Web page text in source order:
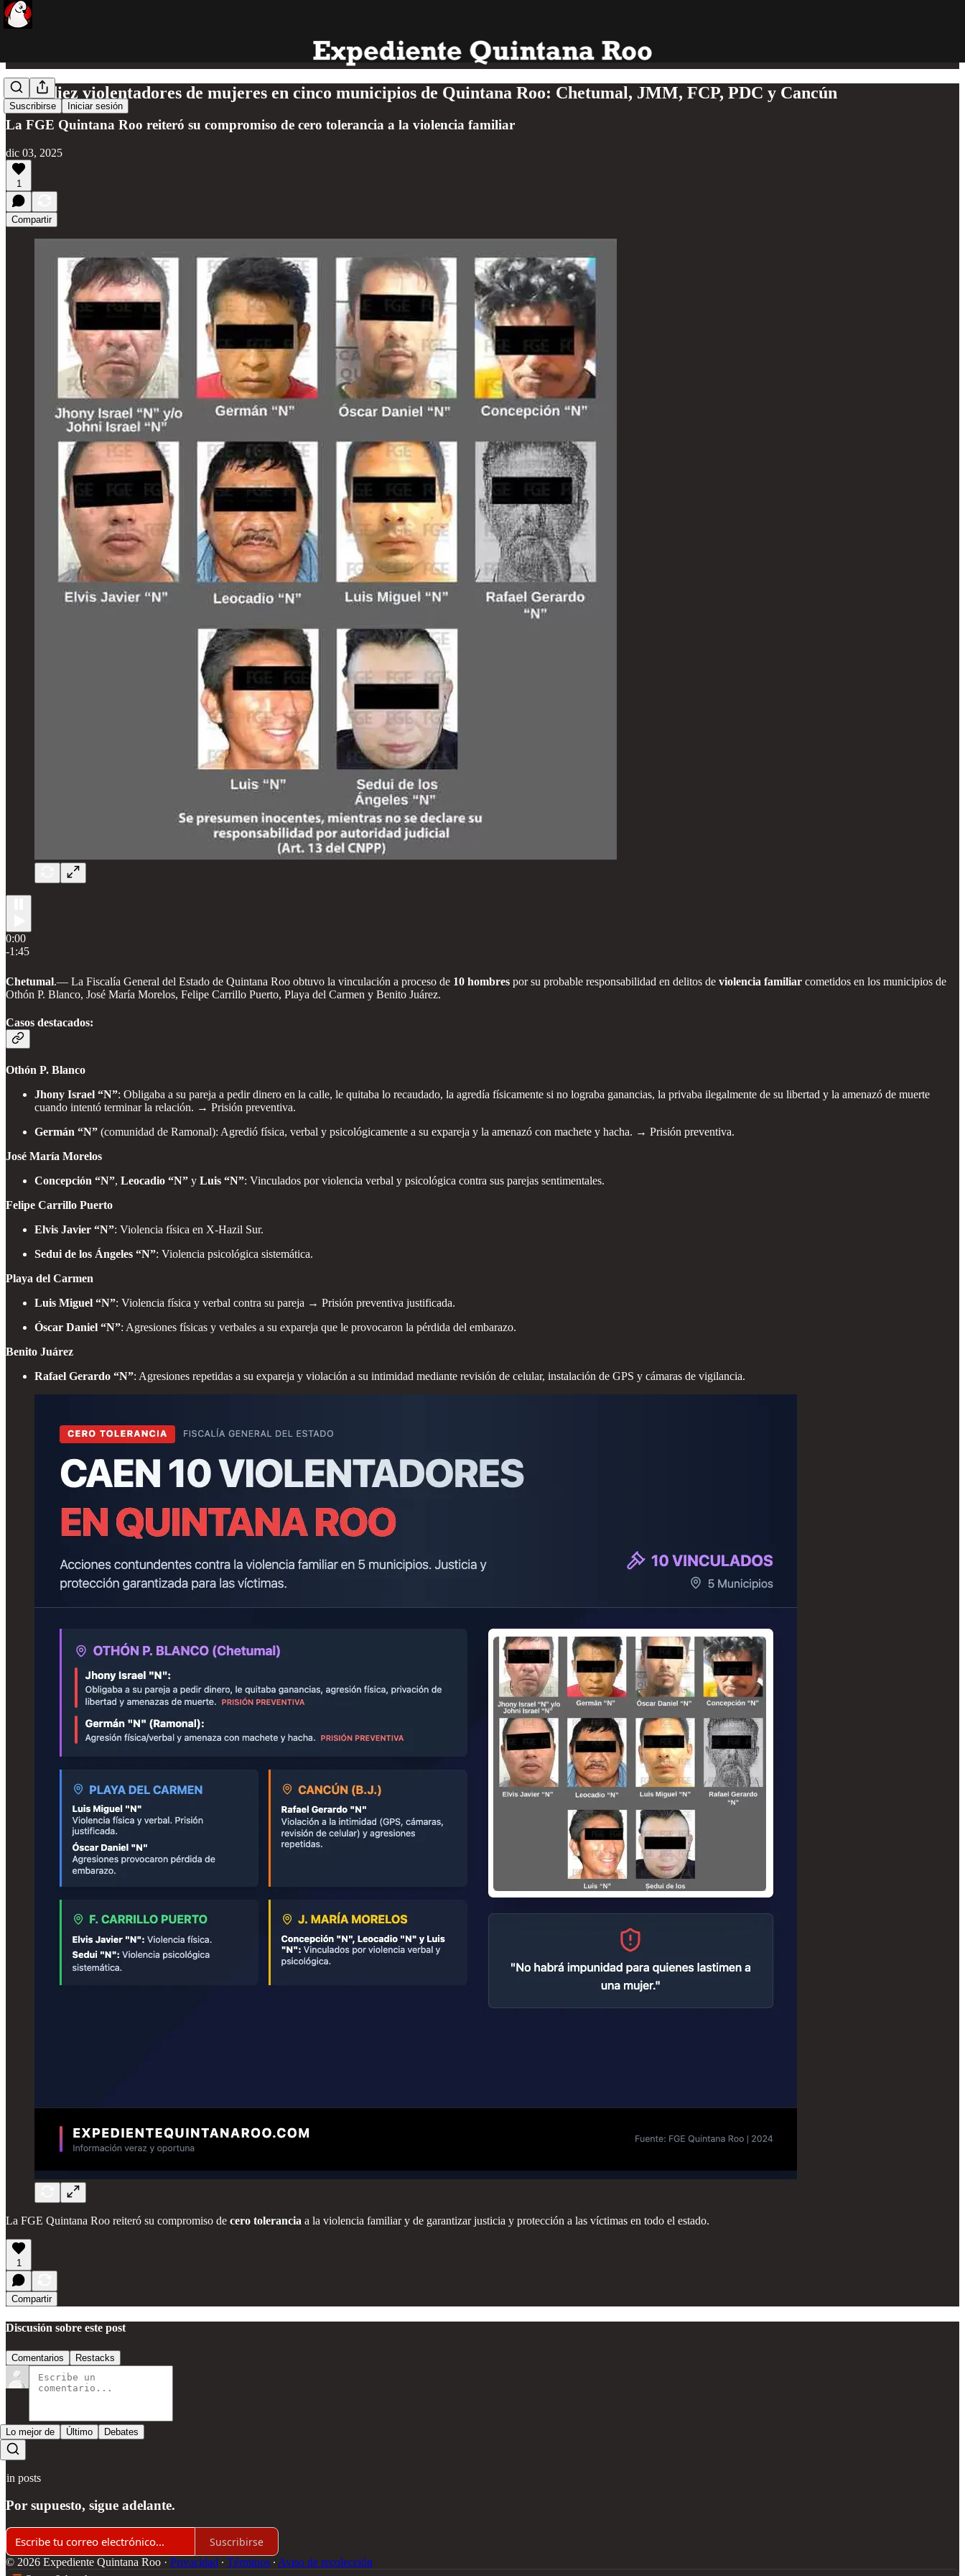
Suscribirse Iniciar sesión
Caen diez violentadores de mujeres en cinco municipios de Quintana Roo: Chetumal, JMM, FCP, PDC y Cancún
La FGE Quintana Roo reiteró su compromiso de cero tolerancia a la violencia familiar
dic 03, 2025
1
Compartir
0:00
-1:45
Chetumal.— La Fiscalía General del Estado de Quintana Roo obtuvo la vinculación a proceso de 10 hombres por su probable responsabilidad en delitos de violencia familiar cometidos en los municipios de
Othón P. Blanco, José María Morelos, Felipe Carrillo Puerto, Playa del Carmen y Benito Juárez.
Casos destacados:
Othón P. Blanco
Jhony Israel “N”: Obligaba a su pareja a pedir dinero en la calle, le quitaba lo recaudado, la agredía físicamente si no lograba ganancias, la privaba ilegalmente de su libertad y la amenazó de muerte
cuando intentó terminar la relación. → Prisión preventiva.
Germán “N” (comunidad de Ramonal): Agredió física, verbal y psicológicamente a su expareja y la amenazó con machete y hacha. → Prisión preventiva.
José María Morelos
Concepción “N”, Leocadio “N” y Luis “N”: Vinculados por violencia verbal y psicológica contra sus parejas sentimentales.
Felipe Carrillo Puerto
Elvis Javier “N”: Violencia física en X-Hazil Sur.
Sedui de los Ángeles “N”: Violencia psicológica sistemática.
Playa del Carmen
Luis Miguel “N”: Violencia física y verbal contra su pareja → Prisión preventiva justificada.
Óscar Daniel “N”: Agresiones físicas y verbales a su expareja que le provocaron la pérdida del embarazo.
Benito Juárez
Rafael Gerardo “N”: Agresiones repetidas a su expareja y violación a su intimidad mediante revisión de celular, instalación de GPS y cámaras de vigilancia.
La FGE Quintana Roo reiteró su compromiso de cero tolerancia a la violencia familiar y de garantizar justicia y protección a las víctimas en todo el estado.
1
Compartir
Discusión sobre este post
Comentarios Restacks
Lo mejor de Último Debates
Sin posts
Por supuesto, sigue adelante.
Suscribirse
© 2026 Expediente Quintana Roo · Privacidad ∙ Términos ∙ Aviso de recolección